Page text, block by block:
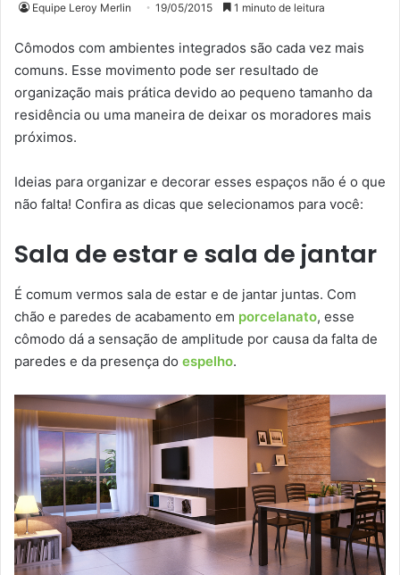
Equipe Leroy Merlin 19/05/2015 1 minuto de leitura
Cômodos com ambientes integrados são cada vez mais
comuns. Esse movimento pode ser resultado de
organização mais prática devido ao pequeno tamanho da
residência ou uma maneira de deixar os moradores mais
próximos.
Ideias para organizar e decorar esses espaços não é o que
não falta! Confira as dicas que selecionamos para você:
Sala de estar e sala de jantar
É comum vermos sala de estar e de jantar juntas. Com
chão e paredes de acabamento em porcelanato, esse
cômodo dá a sensação de amplitude por causa da falta de
paredes e da presença do espelho.